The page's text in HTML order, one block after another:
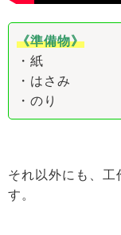
《準備物》
・紙
・はさみ
・のり
それ以外にも、工
す。